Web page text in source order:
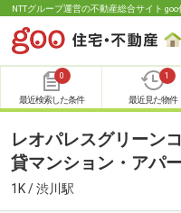
NTTグループ運営の不動産総合サイト
0
最近検索した条件
1
最近見た物件
レオパレスグリーン
貸マンション・アパ
1K / 渋川駅